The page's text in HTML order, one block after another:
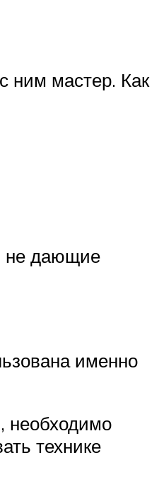
ним мастер. Как
не дающие
именно
необходимо
технике